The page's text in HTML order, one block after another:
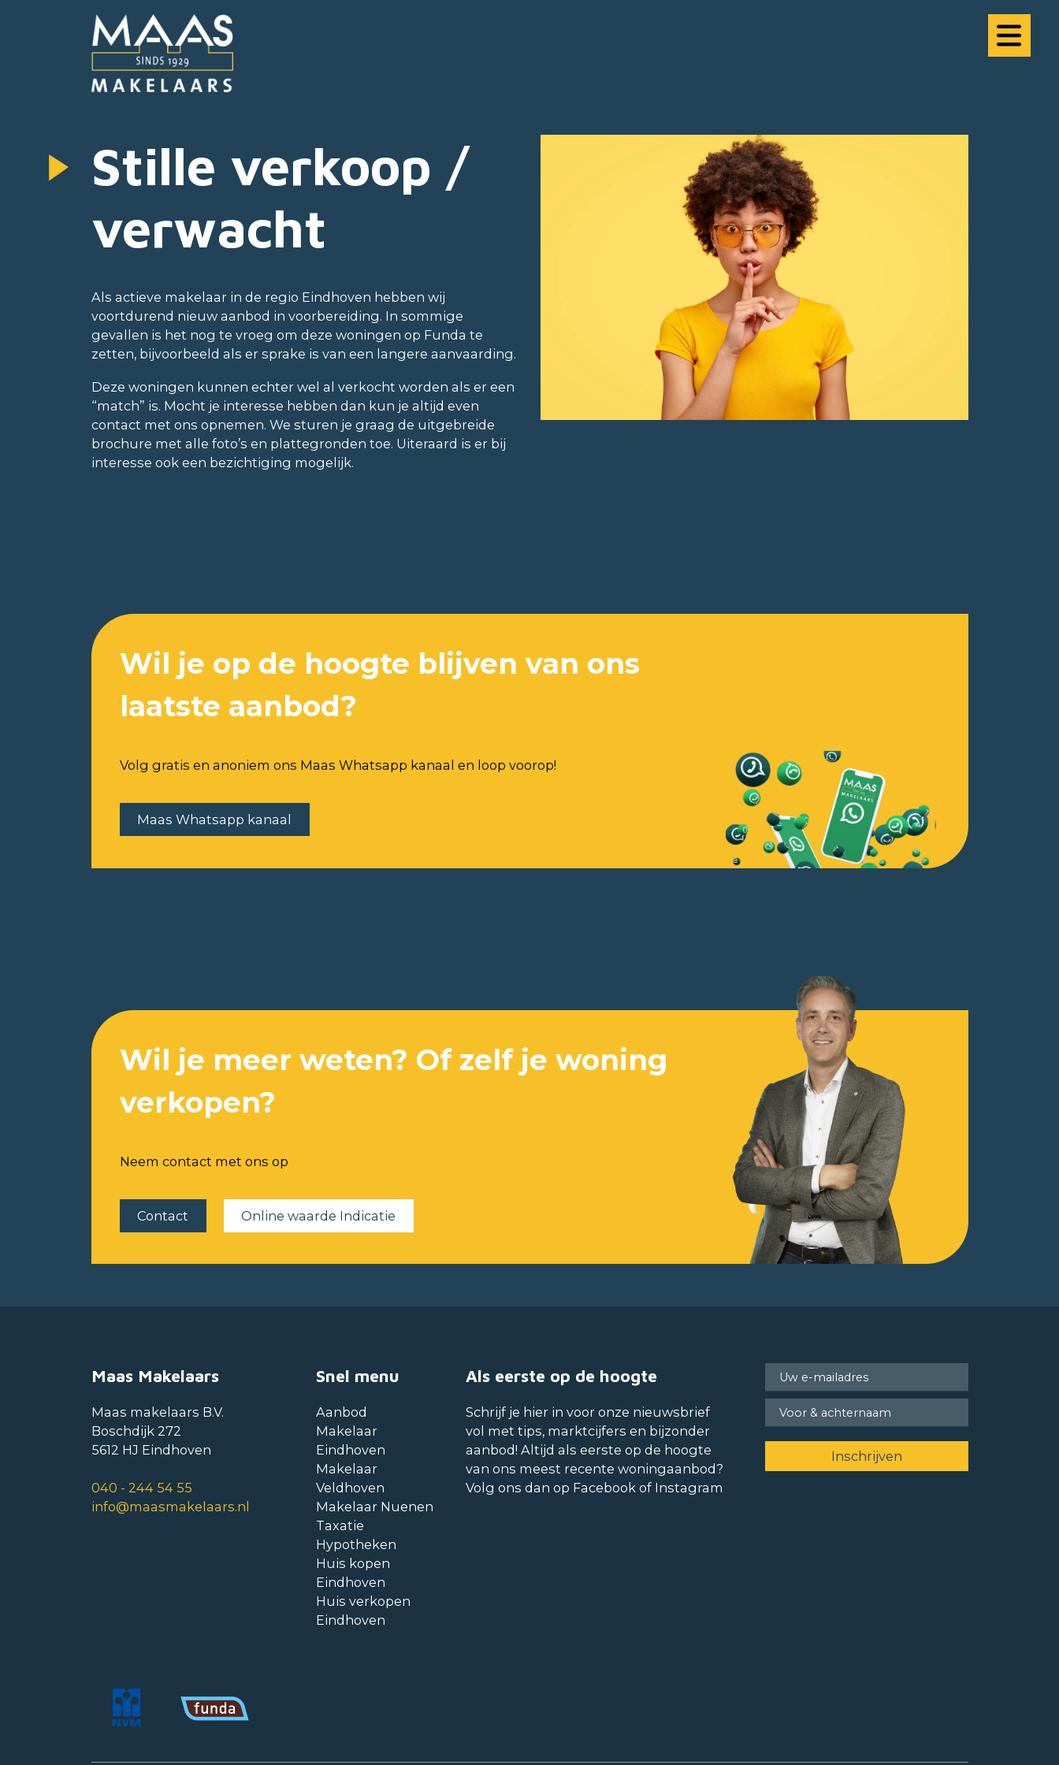
Stille verkoop /
verwacht
Als actieve makelaar in de regio Eindhoven hebben wij
voortdurend nieuw aanbod in voorbereiding. In sommige
gevallen is het nog te vroeg om deze woningen op Funda te
zetten, bijvoorbeeld als er sprake is van een langere aanvaarding.
Deze woningen kunnen echter wel al verkocht worden als er een
“match” is. Mocht je interesse hebben dan kun je altijd even
contact met ons opnemen. We sturen je graag de uitgebreide
brochure met alle foto’s en plattegronden toe. Uiteraard is er bij
interesse ook een bezichtiging mogelijk.
Wil je op de hoogte blijven van ons
laatste aanbod?
Volg gratis en anoniem ons Maas Whatsapp kanaal en loop voorop!
Maas Whatsapp kanaal
Wil je meer weten? Of zelf je woning
verkopen?
Neem contact met ons op
Contact Online waarde Indicatie
Maas Makelaars
Maas makelaars B.V.
Boschdijk 272
5612 HJ Eindhoven
040 - 244 54 55
info@maasmakelaars.nl
Snel menu
Aanbod
Makelaar
Eindhoven
Makelaar
Veldhoven
Makelaar Nuenen
Taxatie
Hypotheken
Huis kopen
Eindhoven
Huis verkopen
Eindhoven
Als eerste op de hoogte
Schrijf je hier in voor onze nieuwsbrief
vol met tips, marktcijfers en bijzonder
aanbod! Altijd als eerste op de hoogte
van ons meest recente woningaanbod?
Volg ons dan op Facebook of Instagram